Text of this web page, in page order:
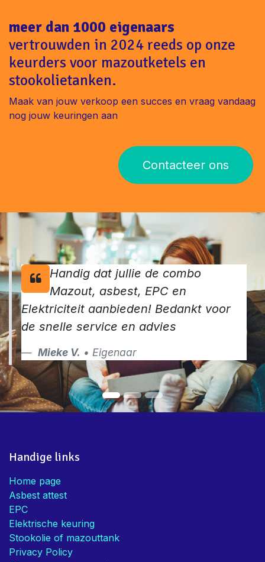
meer dan 1000 eigenaars
vertrouwden in 2024 reeds op onze
keurders voor mazoutketels en
stookolietanken.
Maak van jouw verkoop een succes en vraag vandaag
nog jouw keuringen aan
Contacteer ons
Handig dat jullie de combo
Mazout, asbest, EPC en
Elektriciteit aanbieden! Bedankt voor
de snelle service en advies
Mieke V. • Eigenaar
Handige links
Home page
Asbest attest
EPC
Elektrische keuring
Stookolie of mazouttank
Privacy Policy